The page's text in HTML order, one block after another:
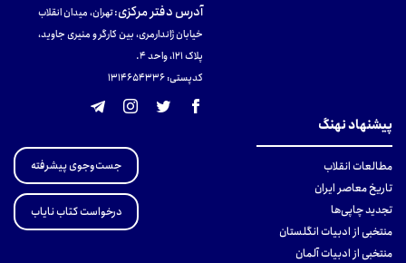
آدرس دفتر مرکزی:تهران، میدان انقلاب
خیابان ژاندارمری، بین کارگر و منیری جاوید،
پلاک 121، واحد ۴.
کدپستی: 131465433۶
پیشنهاد نهنگ
مطالعات انقلاب
تاریخ معاصر ایران
تجدید چاپی‌ها
منتخبی از ادبیات انگلستان
منتخبی از ادبیات آلمان
جست‌وجوی پیشرفته
درخواست کتاب نایاب